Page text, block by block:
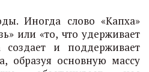
Иногда слово «Капха»
или «то, что удерживает
создает и поддерживает
образуя основную массу